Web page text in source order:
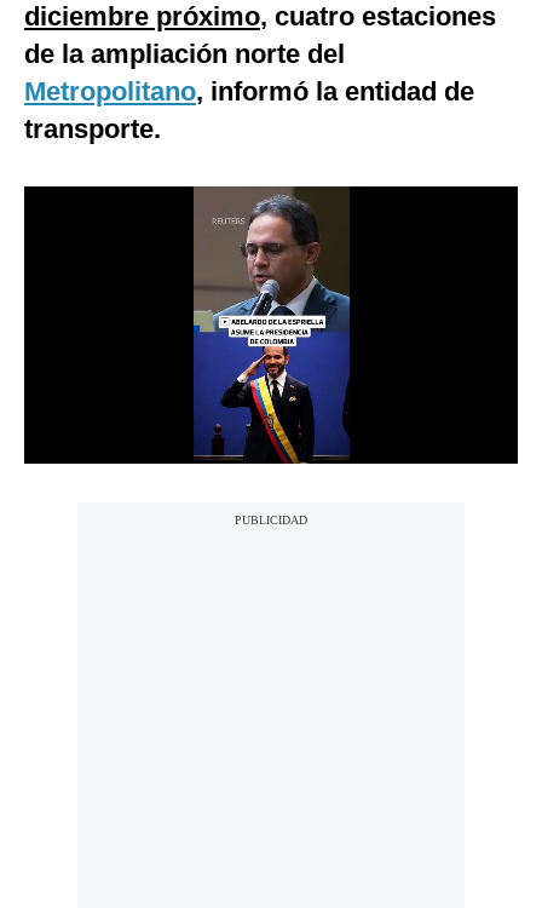
Tecnología
Club del Suscriptor
Mix
G de Gestión
diciembre próximo, cuatro estaciones
de la ampliación norte del
Metropolitano, informó la entidad de
transporte.